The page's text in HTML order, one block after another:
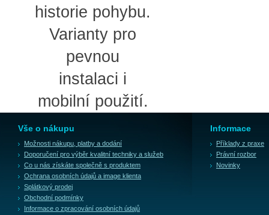
historie pohybu.
Varianty pro
pevnou
instalaci i
mobilní použití.
Vše o nákupu
Možnosti nákupu, platby a dodání
Doporučení pro výběr kvalitní techniky a služeb
Co u nás získáte společně s produktem
Ochrana osobních údajů a image klienta
Splátkový prodej
Obchodní podmínky
Informace o zpracování osobních údajů
Informace
Příklady z praxe
Právní rozbor
Novinky